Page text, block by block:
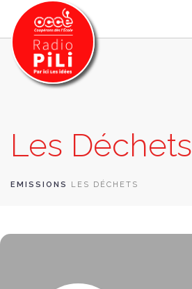
GRILLE DES PROGRAMMES
EMISSIONS / PODCASTS
SUR LE TERRITOIRE
CONTACT
Les Déchets
EMISSIONS LES DÉCHETS